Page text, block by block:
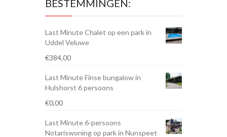
BESTEMMINGEN:
Last Minute Chalet op een park in
Uddel Veluwe
€384,00
Last Minute Finse bungalow in
Hulshorst 6 persoons
€0,00
Last Minute 6-persoons
Notariswoning op park in Nunspeet